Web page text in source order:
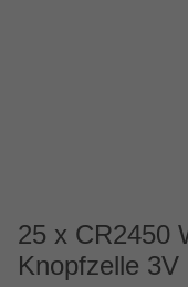
25 x CR2450
Knopfzelle